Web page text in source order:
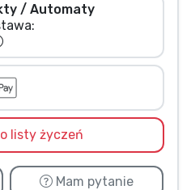
/ Automaty
listy życzeń
Mam pytanie